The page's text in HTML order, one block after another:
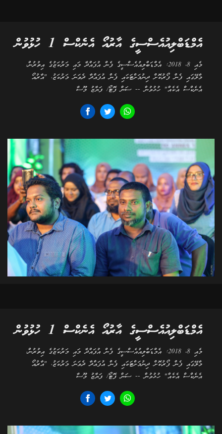
އެމްޑަބްލިއުއެސްސީގެ އާރުއޯ އެނެކްސް 1 ހުޅުވުން
މެއި 8، 2018: އެމްޑަބްލިއުއެސްސީގެ ފެން އުފައްދާ މައި މަރުކަޒުގެ އިތުރުން،
މާލޭގައި ފެން ފޯރުކޮށް ދިނުމަށްޓަކައި ފެން އުފައްދާ ދެވަނަ މަރުކަޒު، "އާރުއޯ
އެނެކްސް އެކެއް" ހުޅުވުން -- ސަން ފޮޓޯ/ ފަޔާޒު މޫސާ
އެމްޑަބްލިއުއެސްސީގެ އާރުއޯ އެނެކްސް 1 ހުޅުވުން
މެއި 8، 2018: އެމްޑަބްލިއުއެސްސީގެ ފެން އުފައްދާ މައި މަރުކަޒުގެ އިތުރުން،
މާލޭގައި ފެން ފޯރުކޮށް ދިނުމަށްޓަކައި ފެން އުފައްދާ ދެވަނަ މަރުކަޒު، "އާރުއޯ
އެނެކްސް އެކެއް" ހުޅުވުން -- ސަން ފޮޓޯ/ ފަޔާޒު މޫސާ